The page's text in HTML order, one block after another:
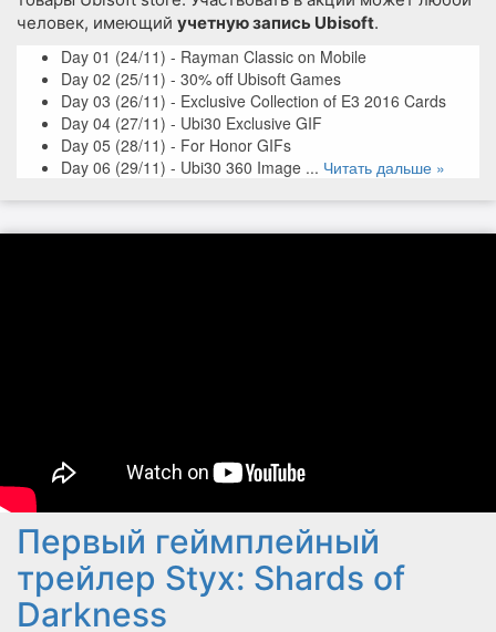
человек, имеющий учетную запись Ubisoft.
Day 01 (24/11) - Rayman Classic on Mobile
Day 02 (25/11) - 30% off Ubisoft Games
Day 03 (26/11) - Exclusive Collection of E3 2016 Cards
Day 04 (27/11) - Ubi30 Exclusive GIF
Day 05 (28/11) - For Honor GIFs
Day 06 (29/11) - Ubi30 360 Image ... Читать дальше »
Первый геймплейный
трейлер Styx: Shards of
Darkness